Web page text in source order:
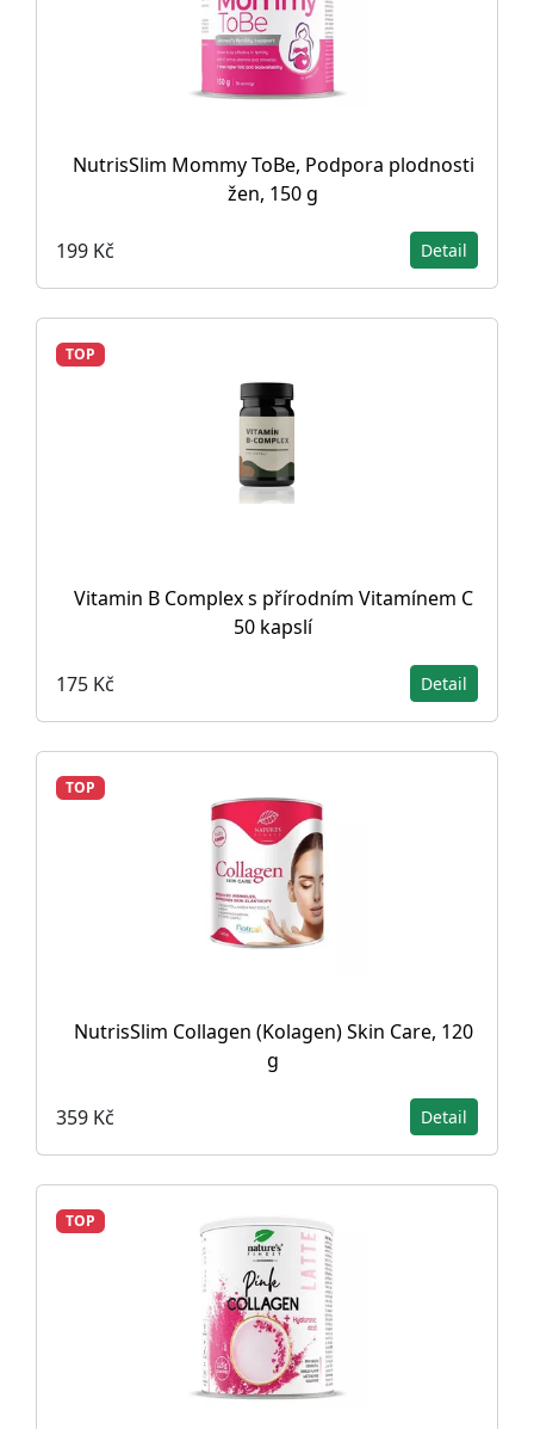
NutrisSlim Mommy ToBe, Podpora plodnosti
žen, 150 g
199 Kč Detail
TOP
Vitamin B Complex s přírodním Vitamínem C
50 kapslí
175 Kč Detail
TOP
NutrisSlim Collagen (Kolagen) Skin Care, 120
g
359 Kč Detail
TOP